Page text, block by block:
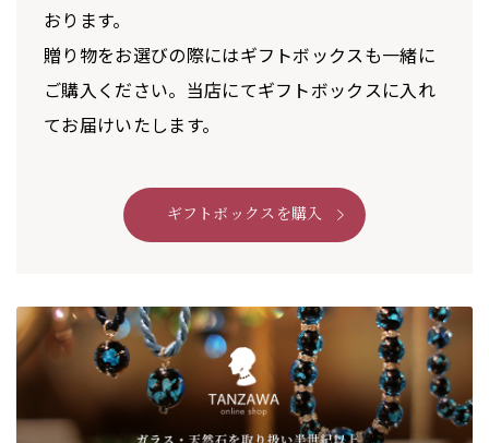
おります。
贈り物をお選びの際にはギフトボックスも一緒に
ご購入ください。当店にてギフトボックスに入れ
てお届けいたします。
ギフトボックスを購入